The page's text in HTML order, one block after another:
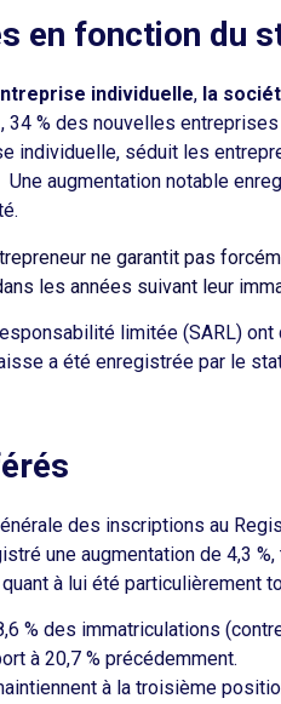
en fonction du
individuelle, la
34 % des nouvelles
individuelle, séduit les
augmentation notable
ne garantit pas
les années suivant leur
limitée (SARL)
a été enregistrée par le
des inscriptions au
une augmentation de 4,3
quant à lui été particulièrement
% des immatriculations
à 20,7 % précédemment.
à la troisième